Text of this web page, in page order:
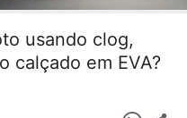
usando clog,
calçado em EVA?